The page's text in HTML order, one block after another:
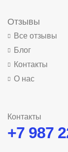
Отзывы
Все отзывы
Блог
Контакты
О нас
Контакты
+7 987